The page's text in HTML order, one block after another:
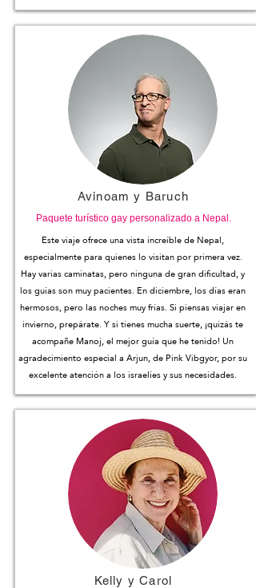
Avinoam y Baruch
Paquete turístico gay personalizado a Nepal.
Este viaje ofrece una vista increíble de Nepal,
especialmente para quienes lo visitan por primera vez.
Hay varias caminatas, pero ninguna de gran dificultad, y
los guías son muy pacientes. En diciembre, los días eran
hermosos, pero las noches muy frías. Si piensas viajar en
invierno, prepárate. Y si tienes mucha suerte, ¡quizás te
acompañe Manoj, el mejor guía que he tenido! Un
agradecimiento especial a Arjun, de Pink Vibgyor, por su
excelente atención a los israelíes y sus necesidades.
Kelly y Carol